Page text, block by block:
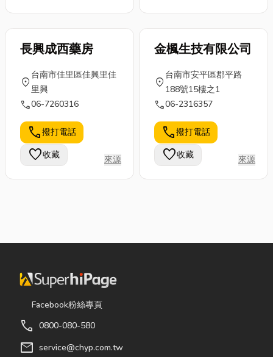
長興成西藥房
location_on
台南市佳里區佳興里佳
里興
call06-7260316
call撥打電話
favorite收藏 來源
金楓生技有限公司
location_on
台南市安平區郡平路
188號15樓之1
call06-2316357
call撥打電話
favorite收藏 來源
Facebook粉絲專頁
call 0800-080-580
mail service@chyp.com.tw